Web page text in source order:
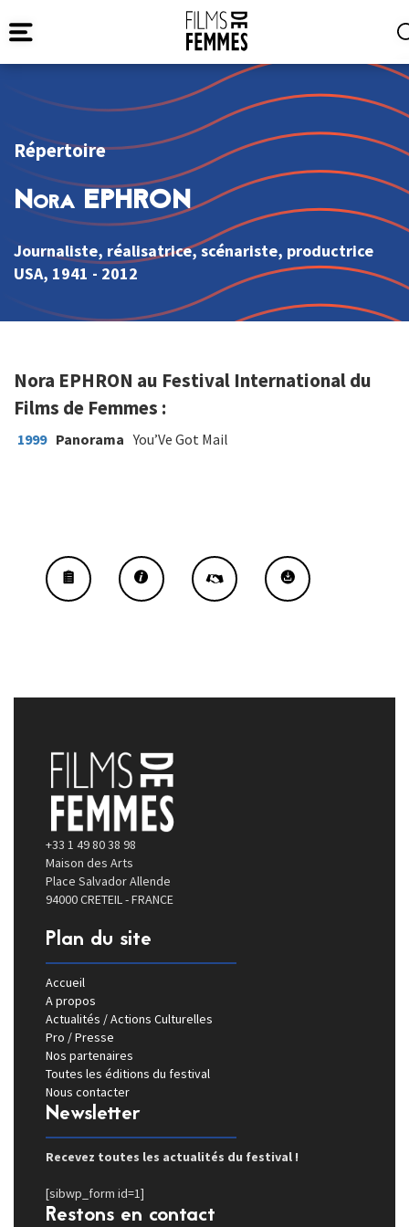
Répertoire
Nora EPHRON
Journaliste, réalisatrice, scénariste, productrice
USA, 1941 - 2012
Nora EPHRON au Festival International du
Films de Femmes :
1999 Panorama You’Ve Got Mail
+33 1 49 80 38 98
Maison des Arts
Place Salvador Allende
94000 CRETEIL - FRANCE
Plan du site
Accueil
A propos
Actualités / Actions Culturelles
Pro / Presse
Nos partenaires
Toutes les éditions du festival
Nous contacter
Newsletter
Recevez toutes les actualités du festival !
[sibwp_form id=1]
Restons en contact